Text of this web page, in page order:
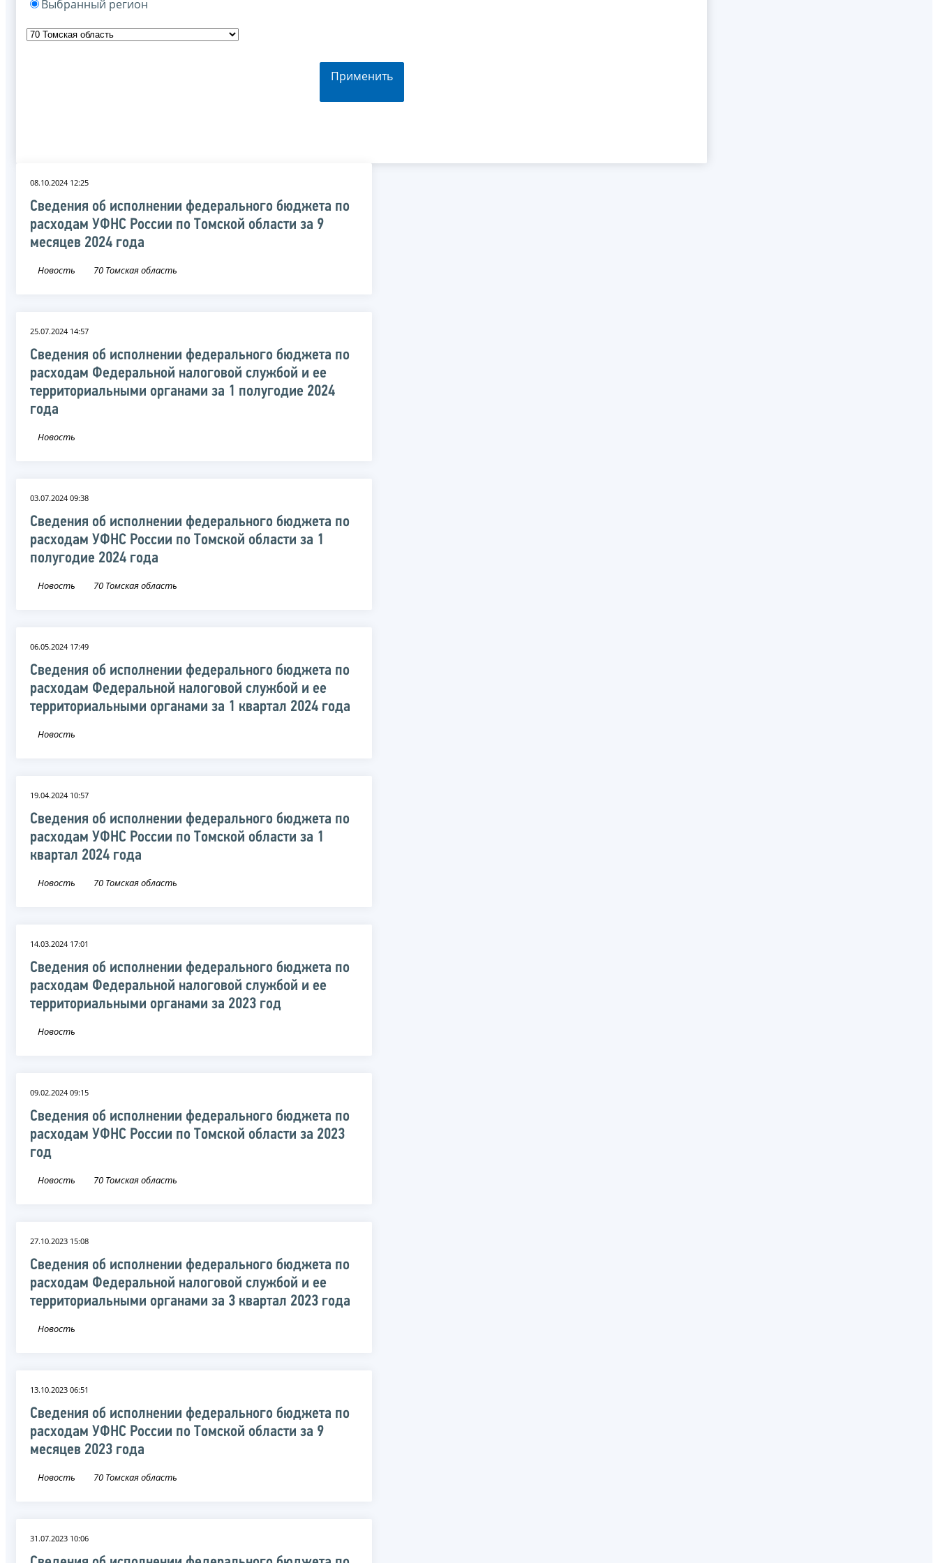
Выбранный регион
Применить
08.10.2024 12:25
Сведения об исполнении федерального бюджета по
расходам УФНС России по Томской области за 9
месяцев 2024 года
Новость 70 Томская область
25.07.2024 14:57
Сведения об исполнении федерального бюджета по
расходам Федеральной налоговой службой и ее
территориальными органами за 1 полугодие 2024
года
Новость
03.07.2024 09:38
Сведения об исполнении федерального бюджета по
расходам УФНС России по Томской области за 1
полугодие 2024 года
Новость 70 Томская область
06.05.2024 17:49
Сведения об исполнении федерального бюджета по
расходам Федеральной налоговой службой и ее
территориальными органами за 1 квартал 2024 года
Новость
19.04.2024 10:57
Сведения об исполнении федерального бюджета по
расходам УФНС России по Томской области за 1
квартал 2024 года
Новость 70 Томская область
14.03.2024 17:01
Сведения об исполнении федерального бюджета по
расходам Федеральной налоговой службой и ее
территориальными органами за 2023 год
Новость
09.02.2024 09:15
Сведения об исполнении федерального бюджета по
расходам УФНС России по Томской области за 2023
год
Новость 70 Томская область
27.10.2023 15:08
Сведения об исполнении федерального бюджета по
расходам Федеральной налоговой службой и ее
территориальными органами за 3 квартал 2023 года
Новость
13.10.2023 06:51
Сведения об исполнении федерального бюджета по
расходам УФНС России по Томской области за 9
месяцев 2023 года
Новость 70 Томская область
31.07.2023 10:06